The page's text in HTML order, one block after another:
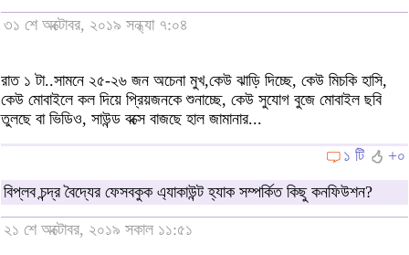
৩১ শে অক্টোবর, ২০১৯ সন্ধ্যা ৭:০৪
রাত ১ টা..সামনে ২৫-২৬ জন অচেনা মুখ,কেউ ঝাড়ি দিচ্ছে, কেউ মিচকি হাসি,
কেউ মোবাইলে কল দিয়ে প্রিয়জনকে শুনাচ্ছে, কেউ সুযোগ বুজে মোবাইল ছবি
তুলছে বা ভিডিও, সাউন্ড বক্সে বাজছে হাল জামানার...
১ টি
+০
বিপ্লব চন্দ্র বৈদ্যের ফেসবকুক এ্যাকাউন্ট হ্যাক সম্পর্কিত কিছু কনফিউশন?
২১ শে অক্টোবর, ২০১৯ সকাল ১১:৫১